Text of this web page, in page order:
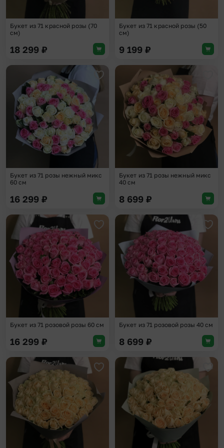
Букет из 71 красной розы (70
см)
18 299 ₽
Букет из 71 красной розы (50
см)
9 199 ₽
Добавить в избранное
Букет из 71 розы нежный микс
60 см
16 299 ₽
Букет из 71 розы нежный микс
40 см
8 699 ₽
Добавить в избранное
Букет из 71 розовой розы 60 см
16 299 ₽
Букет из 71 розовой розы 40 см
8 699 ₽
Добавить в избранное